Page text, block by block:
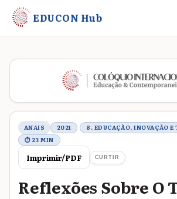
EDUCON Hub
Metadados do trabalho
ANAIS 2021
8. EDUCAÇÃO, INOVAÇÃO E
⏱ 23 MIN
Imprimir/PDF CURTIR
Reflexões Sobre O